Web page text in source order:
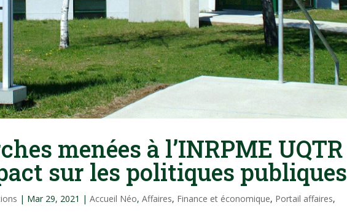
menées à l’INRPME UQTR
sur les politiques publiques
| Mar 29, 2021 |Accueil Néo,Affaires, Finance et économique, Portail affaires,